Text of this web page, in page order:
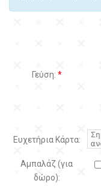
Γεύση: *
Ευχετήρια Κάρτα:
Αμπαλάζ (για
δώρο):